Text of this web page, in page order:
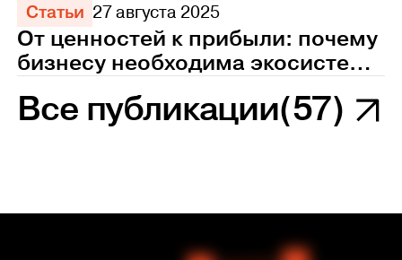
Статьи 27 августа 2025
От ценностей к прибыли: почему
бизнесу необходима экосистема
управления персоналом
Все публикации(57)